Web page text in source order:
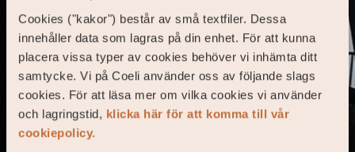
Cookies ("kakor") består av små textfiler. Dessa
innehåller data som lagras på din enhet. För att kunna
placera vissa typer av cookies behöver vi inhämta ditt
samtycke. Vi på Coeli använder oss av följande slags
cookies. För att läsa mer om vilka cookies vi använder
och lagringstid, klicka här för att komma till vår
cookiepolicy.
411 36 Göteborg
Malmö
Anna Lindhs Plats 4
sparkonto?
Kontakta oss på
+46 8 50 27 26 00
Öppet tisdagar och